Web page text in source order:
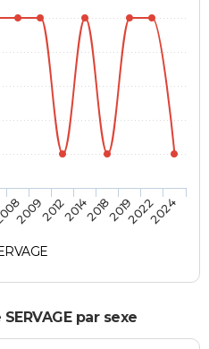
2009201220142018201920222024
par sexe